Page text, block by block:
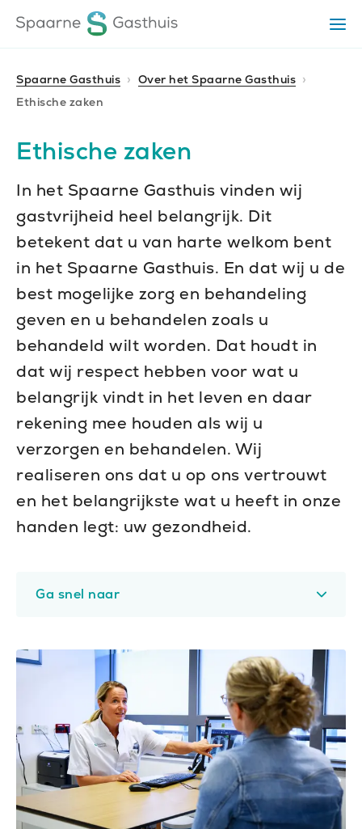
direct
content
direct
footer
Ga
naar
homepagina
het
Spaarne Gasthuis
Over het Spaarne Gasthuis
Ethische zaken
Ethische zaken
In het Spaarne Gasthuis vinden wij
gastvrijheid heel belangrijk. Dit
betekent dat u van harte welkom bent
in het Spaarne Gasthuis. En dat wij u de
best mogelijke zorg en behandeling
geven en u behandelen zoals u
behandeld wilt worden. Dat houdt in
dat wij respect hebben voor wat u
belangrijk vindt in het leven en daar
rekening mee houden als wij u
verzorgen en behandelen. Wij
realiseren ons dat u op ons vertrouwt
en het belangrijkste wat u heeft in onze
handen legt: uw gezondheid.
Ga snel naar